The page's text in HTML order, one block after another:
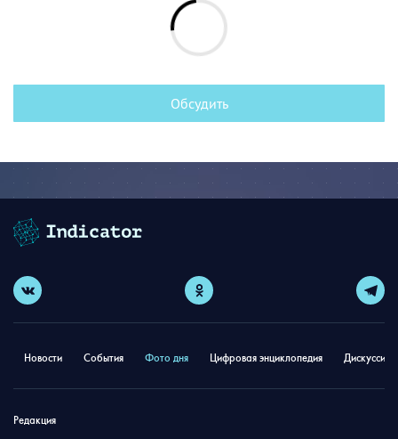
Обсудить
Новости События Фото дня Цифровая энциклопедия
Редакция